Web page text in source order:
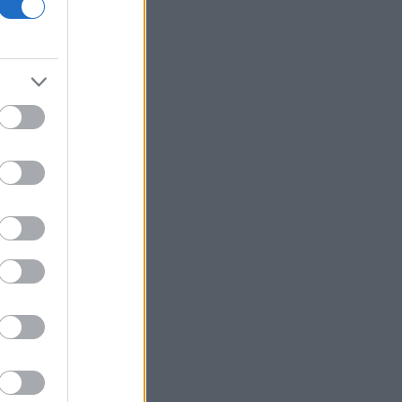
ΣΤΑΣΥ: Στο 98% η ολοκλήρωση της
Ευρωαγορές: Θετικά πρόσημα στα
Πάνω από 1.500 έλεγχοι σε 300
τεχνολογίες στη «μάχη»
Χωροταξικό για τον Τουρισμό:
και βιώσιμη ανάπτυξη
δεν αναρτώνται - Υποχρεωτική από 1η
Οκτωβρίου η δημοσίευση
Ρωσία: Πυρκαγιά σε αποθήκη του
Wildberries ύστερα από νέα επίθεση
Προκηρύσσεται σήμερα το καθεστώς
της Άμυνας του Αναπτυξιακού Νόμου